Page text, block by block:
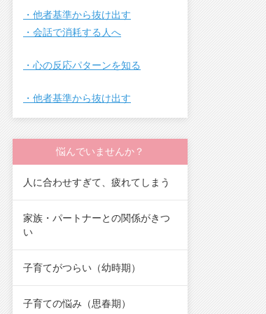
・他者基準から抜け出す
・会話で消耗する人へ
・心の反応パターンを知る
・他者基準から抜け出す
悩んでいませんか？
人に合わせすぎて、疲れてしまう
家族・パートナーとの関係がきつ
い
子育てがつらい（幼時期）
子育ての悩み（思春期）